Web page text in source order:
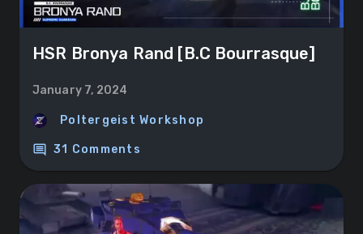
HSR Bronya Rand [B.C Bourrasque]
January 7, 2024
Poltergeist Workshop
comment 31 Comments